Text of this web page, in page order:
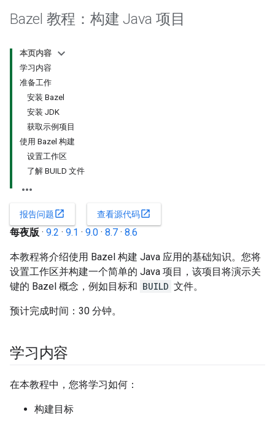
Bazel 教程：构建 Java 项目
本页内容
学习内容
准备工作
安装 Bazel
安装 JDK
获取示例项目
使用 Bazel 构建
设置工作区
了解 BUILD 文件
报告问题open_in_new 查看源代码open_in_new
每夜版 · 9.2 · 9.1 · 9.0 · 8.7 · 8.6
本教程将介绍使用 Bazel 构建 Java 应用的基础知识。您将
设置工作区并构建一个简单的 Java 项目，该项目将演示关
键的 Bazel 概念，例如目标和 BUILD 文件。
预计完成时间：30 分钟。
学习内容
在本教程中，您将学习如何：
构建目标